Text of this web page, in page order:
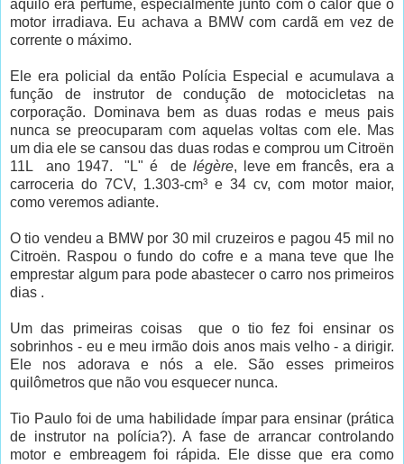
aquilo era perfume, especialmente junto com o calor que o
motor irradiava. Eu achava a BMW com cardã em vez de
corrente o máximo.
Ele era policial da então Polícia Especial e acumulava a
função de instrutor de condução de motocicletas na
corporação. Dominava bem as duas rodas e meus pais
nunca se preocuparam com aquelas voltas com ele. Mas
um dia ele se cansou das duas rodas e comprou um Citroën
11L ano 1947. "L" é de légère, leve em francês, era a
carroceria do 7CV, 1.303-cm³ e 34 cv, com motor maior,
como veremos adiante.
O tio vendeu a BMW por 30 mil cruzeiros e pagou 45 mil no
Citroën. Raspou o fundo do cofre e a mana teve que lhe
emprestar algum para pode abastecer o carro nos primeiros
dias .
Um das primeiras coisas que o tio fez foi ensinar os
sobrinhos - eu e meu irmão dois anos mais velho - a dirigir.
Ele nos adorava e nós a ele. São esses primeiros
quilômetros que não vou esquecer nunca.
Tio Paulo foi de uma habilidade ímpar para ensinar (prática
de instrutor na polícia?). A fase de arrancar controlando
motor e embreagem foi rápida. Ele disse que era como